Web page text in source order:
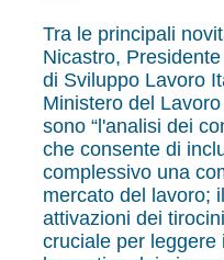
Tra le principali
Nicastro,
di Sviluppo Lavoro
Ministero del
sono “l'analisi dei
che consente di
complessivo una
mercato del lavoro;
attivazioni dei
cruciale per leggere